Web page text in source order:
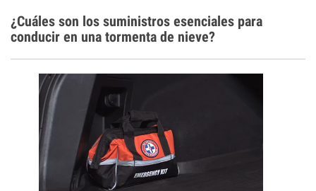
¿Cuáles son los suministros esenciales para
conducir en una tormenta de nieve?